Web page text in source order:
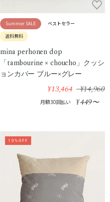
Summer SALE
ベストセラー
送料無料
mina perhonen dop
「tambourine × choucho」クッシ
ョンカバー ブルー×グレー
¥13,464 ¥14,960
月額30回払い ¥449〜
10%OFF